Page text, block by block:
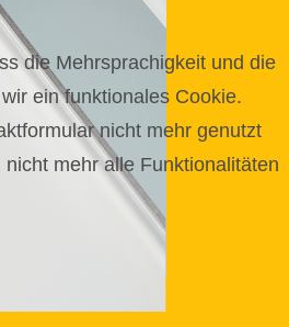
die Mehrsprachigkeit und die
ein funktionales Cookie.
nicht mehr genutzt
mehr alle Funktionalitäten